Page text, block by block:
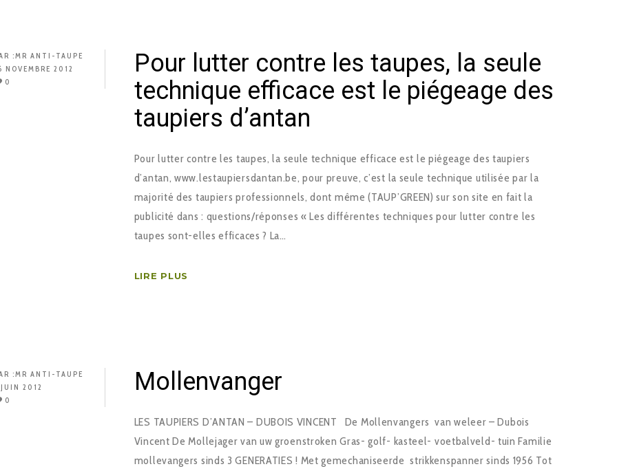
:MR ANTI-TAUPE
NOVEMBRE 2012
0
Pour lutter contre les taupes, la seule
technique efficace est le piégeage des
taupiers d’antan
Pour lutter contre les taupes, la seule technique efficace est le piégeage des taupiers
d’antan, www.lestaupiersdantan.be, pour preuve, c’est la seule technique utilisée par la
majorité des taupiers professionnels, dont même (TAUP’GREEN) sur son site en fait la
publicité dans : questions/réponses « Les différentes techniques pour lutter contre les
taupes sont-elles efficaces ? La…
LIRE PLUS
:MR ANTI-TAUPE
2012
0
Mollenvanger
LES TAUPIERS D’ANTAN – DUBOIS VINCENT De Mollenvangers van weleer – Dubois
Vincent De Mollejager van uw groenstroken Gras- golf- kasteel- voetbalveld- tuin Familie
mollevangers sinds 3 GENERATIES ! Met gemechaniseerde strikkenspanner sinds 1956 Tot